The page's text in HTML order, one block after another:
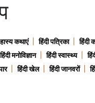
हास्य कथाएं हिंदी पत्रिका हिंदी
हिंदी मनोविज्ञान हिंदी स्वास्थ्य
हिंदी खेल हिंदी जानवरों